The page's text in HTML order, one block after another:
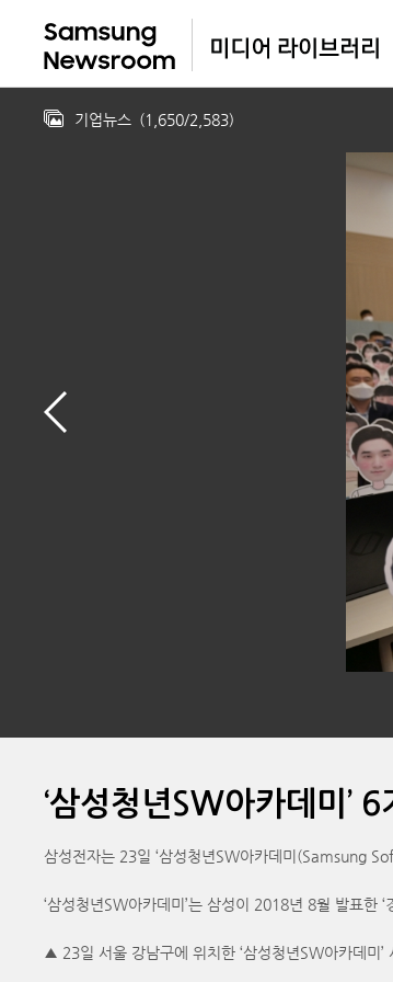
기업뉴스 (1,650/2,583)
‘삼성청년SW아카데미’
삼성전자는 23일 ‘삼성청년SW아카데미(Samsung
‘삼성청년SW아카데미’는 삼성이 2018년 8월 발표한
▲ 23일 서울 강남구에 위치한 ‘삼성청년SW아카데미